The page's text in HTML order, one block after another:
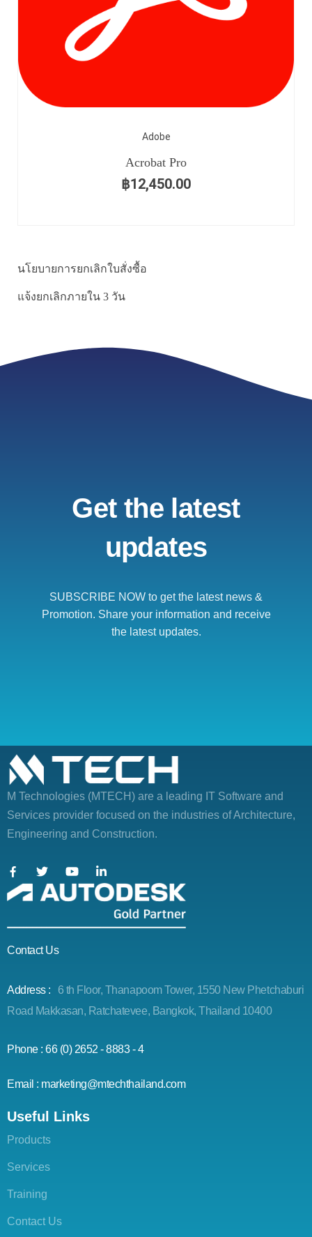
Adobe
Acrobat Pro
฿12,450.00
นโยบายการยกเลิกใบสั่งซื้อ
แจ้งยกเลิกภายใน 3 วัน
Get the latest
updates
SUBSCRIBE NOW to get the latest news &
Promotion. Share your information and receive
the latest updates.
M Technologies (MTECH) are a leading IT Software and
Services provider focused on the industries of Architecture,
Engineering and Construction.
Contact Us
Address :
6 th Floor, Thanapoom Tower, 1550 New Phetchaburi
Road Makkasan, Ratchatevee, Bangkok, Thailand 10400
Phone : 66 (0) 2652 - 8883 - 4
Email : marketing@mtechthailand.com
Useful Links
Products
Services
Training
Contact Us